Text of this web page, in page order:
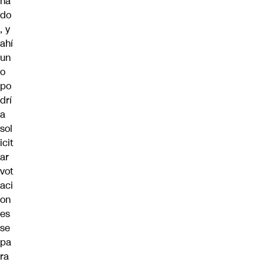
do
, y
ahí
un
o
po
drí
a
sol
icit
ar
vot
aci
on
es
se
pa
ra